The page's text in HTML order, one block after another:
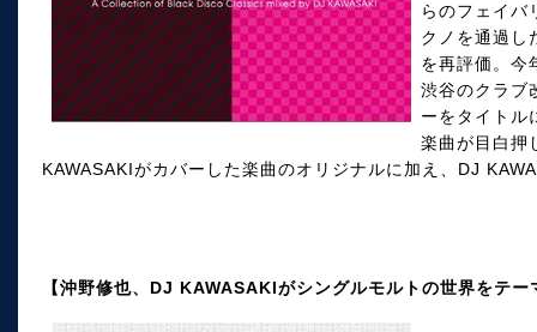
らのフェイバ
クノを通過し
を再評価。今
渋谷のクラブ
ーをタイトル
楽曲が目白押
KAWASAKIがカバーした楽曲のオリジナルに加え、DJ
【沖野修也、DJ KAWASAKIがシングルモルトの世界をテ